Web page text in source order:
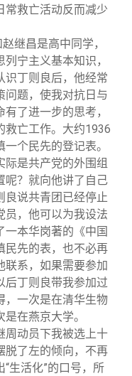
常救亡活动反而减少
继昌是高中同学，
宁主义基本知识，
识丁则良后，他经常
问题，使我对抗日与
了进一步的思考，
救亡工作。大约1936
个民先的登记表。
是共产党的外围组
呢？就向他讲了自己
良说共青团已经停止
员，他可以为我设法
一本华岗著的《中国
民先的表，也不必再
联系，如果需要参加
后丁则良带我参加过
，一次是在清华生物
在燕京大学。
周动员下我被选上十
脱了左的倾向，不再
生活化”的口号，所